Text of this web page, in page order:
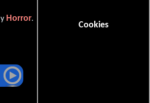
Cookies
y Horror.